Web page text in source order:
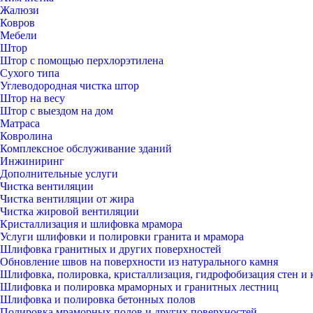
Жалюзи
Ковров
Мебели
Штор
Штор с помощью перхлорэтилена
Сухого типа
Углеводородная чистка штор
Штор на весу
Штор с выездом на дом
Матраса
Ковролина
Комплексное обслуживание зданий
Инжиниринг
Дополнительные услуги
Чистка вентиляции
Чистка вентиляции от жира
Чистка жировой вентиляции
Кристаллизация и шлифовка мрамора
Услуги шлифовки и полировки гранита и мрамора
Шлифовка гранитных и других поверхностей
Обновление швов на поверхности из натурального камня
Шлифовка, полировка, кристаллизация, гидрофобизация стен и
Шлифовка и полировка мраморных и гранитных лестниц
Шлифовка и полировка бетонных полов